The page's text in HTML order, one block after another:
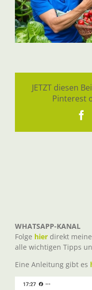
JETZT diesen
Pinterest
WHATSAPP-KANAL
Folge hier direkt
alle wichtigen Tipps
Eine Anleitung gibt es